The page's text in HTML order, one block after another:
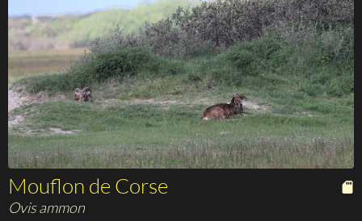
Mouflon de Corse
Ovis ammon